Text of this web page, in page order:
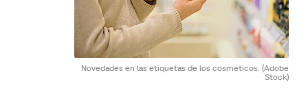
Novedades en las etiquetas de los cosméticos. (Adobe
Stock)